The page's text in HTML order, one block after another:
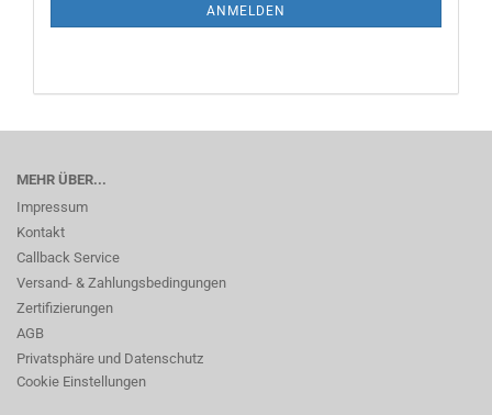
ANMELDEN
MEHR ÜBER...
Impressum
Kontakt
Callback Service
Versand- & Zahlungsbedingungen
Zertifizierungen
AGB
Privatsphäre und Datenschutz
Cookie Einstellungen